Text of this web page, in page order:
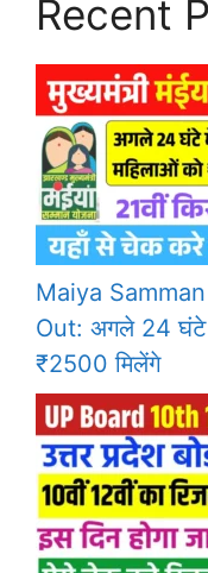
Recent
Maiya
Out: अगले 24 घंटे
₹2500 मिलेंगे